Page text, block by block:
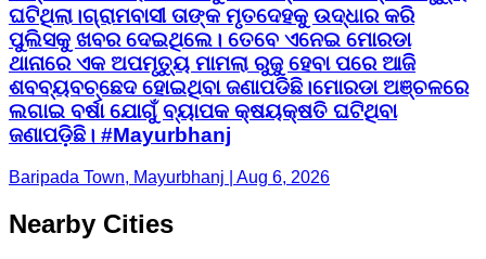
ଘଟିଥିଲା।ଗ୍ରାମବାସୀ ତାଙ୍କ ମୃତଦେହକୁ ଉଦ୍ଧାର କରି
ପୁଲିସକୁ ଖବର ଦେଇଥିଲେ। ତେବେ ଏନେଇ ମୋରଡା
ଥାନାରେ ଏକ ଅପମୃତ୍ୟୁ ମାମଲା ରୁଜୁ ହେବା ପରେ ଆଜି
ଶବବ୍ୟବଚ୍ଛେଦ ହୋଇଥିବା ଜଣାପଡିଛି।ମୋରଡା ଅଞ୍ଚଳରେ
ଲଗାଇ ବର୍ଷା ଯୋଗୁଁ ବ୍ୟାପକ କ୍ଷୟକ୍ଷତି ଘଟିଥିବା
ଜଣାପଡ଼ିଛି। #Mayurbhanj
Baripada Town, Mayurbhanj | Aug 6, 2026
Nearby Cities